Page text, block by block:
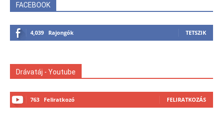
FACEBOOK
4,039 Rajongók TETSZIK
Drávatáj - Youtube
763 Feliratkozó FELIRATKOZÁS